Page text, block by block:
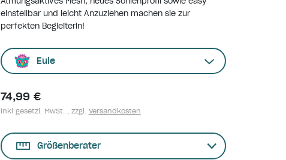
einstellbar und leicht Anzuziehen machen sie zur
perfekten Begleiterin!
Eule
74,99 €
inkl gesetzl. MwSt. , zzgl. Versandkosten
Größenberater